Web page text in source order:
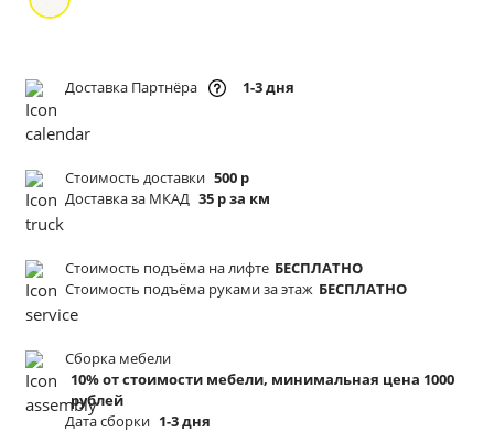
Доставка Партнёра 1-3 дня
Стоимость доставки 500 р
Доставка за МКАД 35 р за км
Стоимость подъёма на лифте БЕСПЛАТНО
Стоимость подъёма руками за этаж БЕСПЛАТНО
Сборка мебели
10% от стоимости мебели, минимальная цена 1000
рублей
Дата сборки 1-3 дня